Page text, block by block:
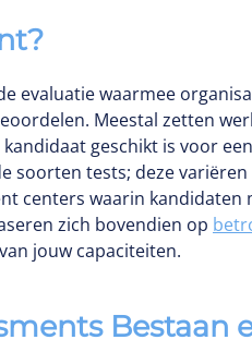
evaluatie waarmee
Meestal zetten
geschikt is voor
soorten tests; deze
centers waarin
zich bovendien op
jouw capaciteiten.
Bestaan